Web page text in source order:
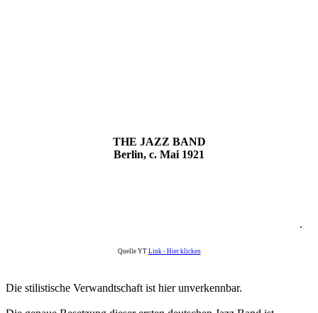
THE JAZZ BAND
Berlin, c. Mai 1921
.
Quelle YT Link - Hier klicken
Die stilistische Verwandtschaft ist hier unverkennbar.